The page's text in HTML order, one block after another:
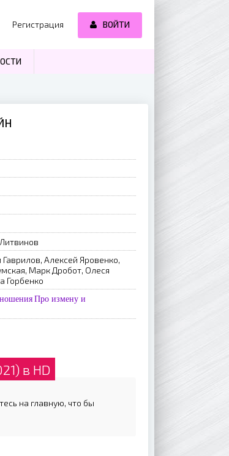
Алексей Яровенко,
Марк Дробот, Олеся
Горбенко
Про измену и
в HD
на главную, что бы
Регистрация ВОЙТИ